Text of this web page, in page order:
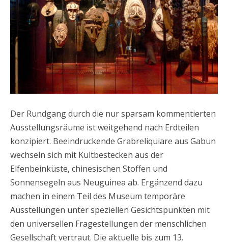
Der Rundgang durch die nur sparsam kommentierten
Ausstellungsräume ist weitgehend nach Erdteilen
konzipiert. Beeindruckende Grabreliquiare aus Gabun
wechseln sich mit Kultbestecken aus der
Elfenbeinküste, chinesischen Stoffen und
Sonnensegeln aus Neuguinea ab. Ergänzend dazu
machen in einem Teil des Museum temporäre
Ausstellungen unter speziellen Gesichtspunkten mit
den universellen Fragestellungen der menschlichen
Gesellschaft vertraut. Die aktuelle bis zum 13.